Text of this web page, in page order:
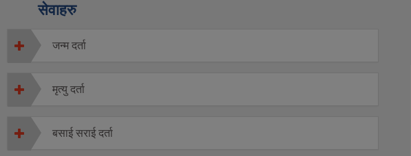
सेवाहरु
जन्म दर्ता
मृत्यु दर्ता
बसाई सराई दर्ता